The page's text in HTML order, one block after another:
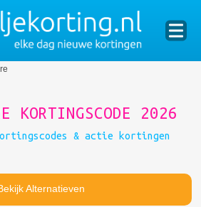
KORTINGSCODE 2026
& actie kortingen
Alternatieven